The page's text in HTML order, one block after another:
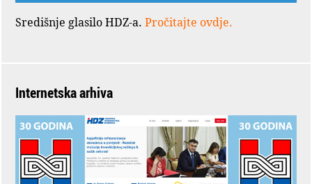
Središnje glasilo HDZ-a. Pročitajte ovdje.
Internetska arhiva